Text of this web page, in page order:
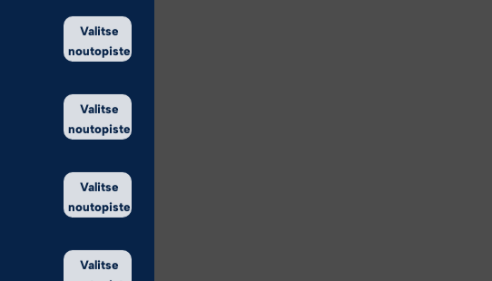
Valitse
noutopiste
Valitse
noutopiste
Valitse
noutopiste
Valitse